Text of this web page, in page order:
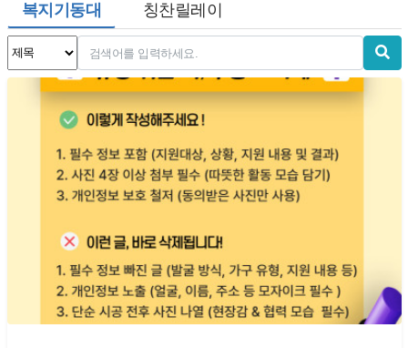
복지기동대 칭찬릴레이